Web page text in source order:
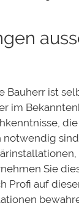
Bauherr ist
im
Sie
Profi auf